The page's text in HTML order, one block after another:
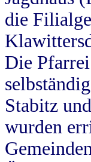
die
Die
Stabitz
wurden